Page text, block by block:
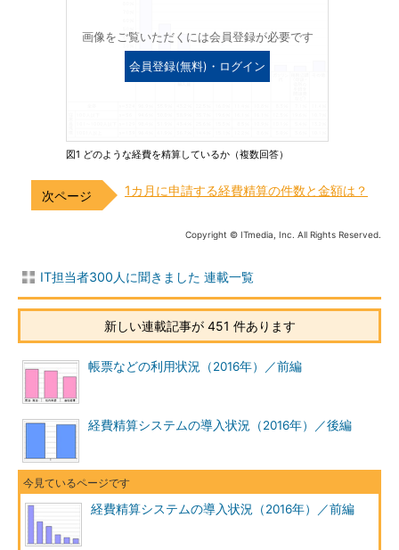
画像をご覧いただくには会員登録が必要です
会員登録(無料)・ログイン
図1 どのような経費を精算しているか（複数回答）
1カ月に申請する経費精算の件数と金額は？
Copyright © ITmedia, Inc. All Rights Reserved.
IT担当者300人に聞きました 連載一覧
新しい連載記事が 451 件あります
帳票などの利用状況（2016年）／前編
経費精算システムの導入状況（2016年）／後編
経費精算システムの導入状況（2016年）／前編